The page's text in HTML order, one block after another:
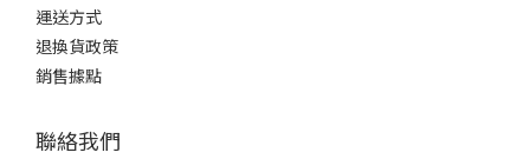
運送方式
退換貨政策
銷售據點
聯絡我們